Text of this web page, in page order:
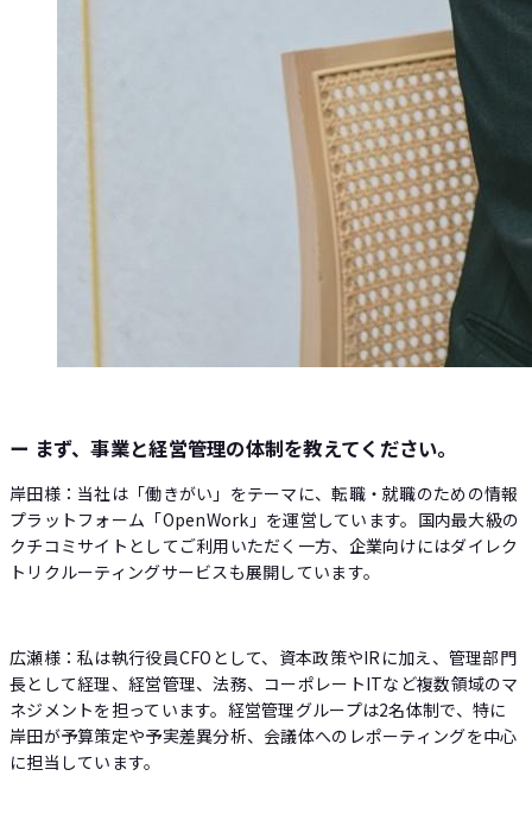
ー まず、事業と経営管理の体制を教えてください。
岸田様：当社は「働きがい」をテーマに、転職・就職のための情報
プラットフォーム「OpenWork」を運営しています。国内最大級の
クチコミサイトとしてご利用いただく一方、企業向けにはダイレク
トリクルーティングサービスも展開しています。
広瀬様：私は執行役員CFOとして、資本政策やIRに加え、管理部門
長として経理、経営管理、法務、コーポレートITなど複数領域のマ
ネジメントを担っています。経営管理グループは2名体制で、特に
岸田が予算策定や予実差異分析、会議体へのレポーティングを中心
に担当しています。